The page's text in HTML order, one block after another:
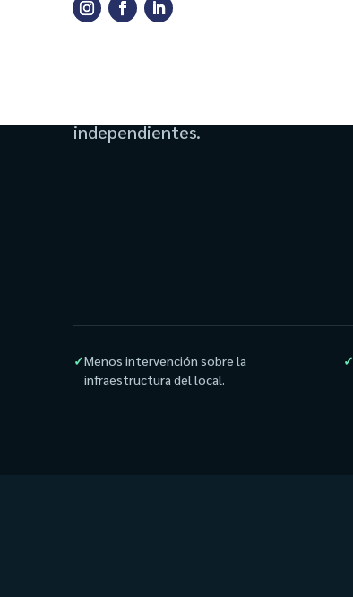
cocina?
independientes.
✓Menos intervención sobre la
infraestructura del local.
✓